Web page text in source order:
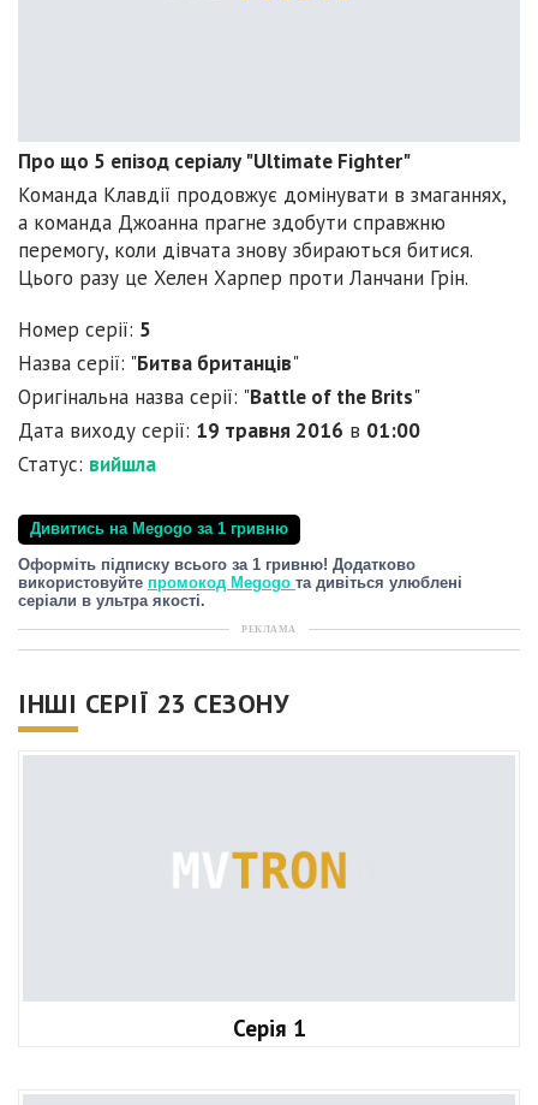
Про що 5 епізод серіалу "Ultimate Fighter"
Команда Клавдії продовжує домінувати в змаганнях,
а команда Джоанна прагне здобути справжню
перемогу, коли дівчата знову збираються битися.
Цього разу це Хелен Харпер проти Ланчани Грін.
Номер серії: 5
Назва серії: "Битва британців"
Оригінальна назва серії: "Battle of the Brits"
Дата виходу серії: 19 травня 2016 в 01:00
Статус: вийшла
Дивитись на Megogo за 1 гривню
Оформіть підписку всього за 1 гривню! Додатково
використовуйте промокод Megogo та дивіться улюблені
серіали в ультра якості.
РЕКЛАМА
ІНШІ СЕРІЇ 23 СЕЗОНУ
Серія 1